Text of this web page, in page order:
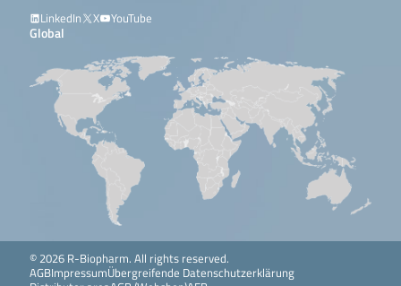
LinkedIn
X YouTube
Global
© 2026 R-Biopharm. All rights reserved.
AGBImpressumÜbergreifende Datenschutzerklärung